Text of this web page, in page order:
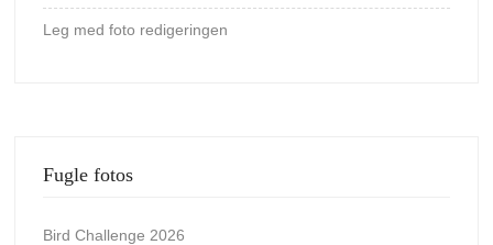
Leg med foto redigeringen
Fugle fotos
Bird Challenge 2026